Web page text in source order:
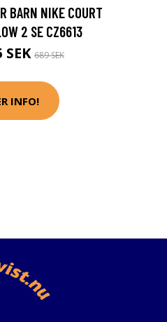
BARN NIKE COURT
2 SE CZ6613
SEK 689 SEK
INFO!